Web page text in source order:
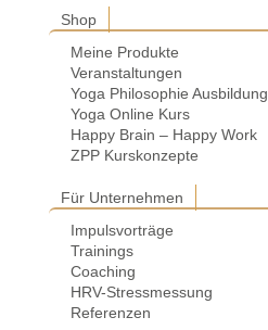
Shop
Meine Produkte
Veranstaltungen
Yoga Philosophie Ausbildung
Yoga Online Kurs
Happy Brain – Happy Work
ZPP Kurskonzepte
Für Unternehmen
Impulsvorträge
Trainings
Coaching
HRV-Stressmessung
Referenzen